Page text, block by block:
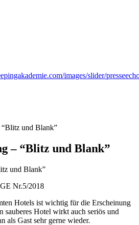
images/slider/
“Blitz und Blank”
– “Blitz und Blank”
Nr.5/2018
Hotels ist wichtig für die Erscheinung
sauberes Hotel wirkt auch seriös und
als Gast sehr gerne wieder.